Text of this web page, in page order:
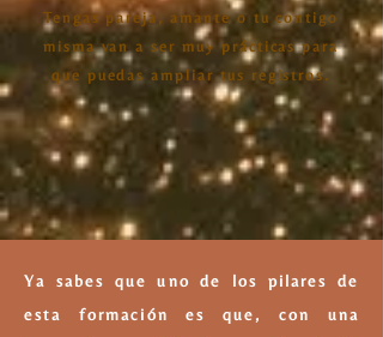
Tengas pareja, amante o tu contigo
misma van a ser muy prácticas para
que puedas ampliar tus registros.
Ya sabes que uno de los pilares de
esta formación es que, con una